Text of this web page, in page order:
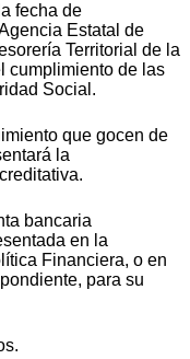
fecha de
Estatal de
Territorial de la
cumplimiento de las
Social.
que gocen de
la
bancaria
en la
Financiera, o en
para su